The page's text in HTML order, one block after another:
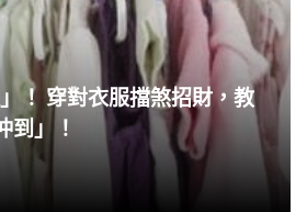
合以下三者條件，不管哪種緣的
好夫妻。因此，當你在挑選配偶
要的。
！ 穿對衣服擋煞招財，教
到」！